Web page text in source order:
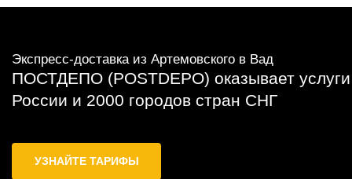
Экспресс-доставка из Артемовского в Вад
ПОСТДЕПО (POSTDEPO) оказывает
России и 2000 городов стран СНГ
УЗНАЙТЕ ТАРИФЫ